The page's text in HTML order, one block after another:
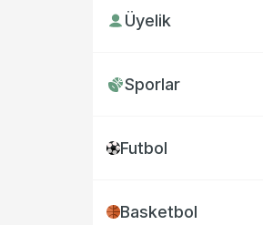
Üyelik
Sporlar
Futbol
Basketbol